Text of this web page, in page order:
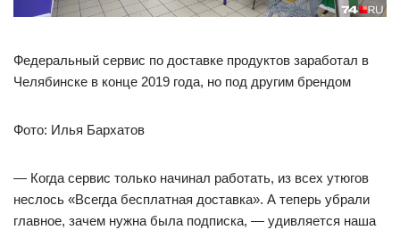
Федеральный сервис по доставке продуктов заработал в
Челябинске в конце 2019 года, но под другим брендом
Фото: Илья Бархатов
— Когда сервис только начинал работать, из всех утюгов
неслось «Всегда бесплатная доставка». А теперь убрали
главное, зачем нужна была подписка, — удивляется наша